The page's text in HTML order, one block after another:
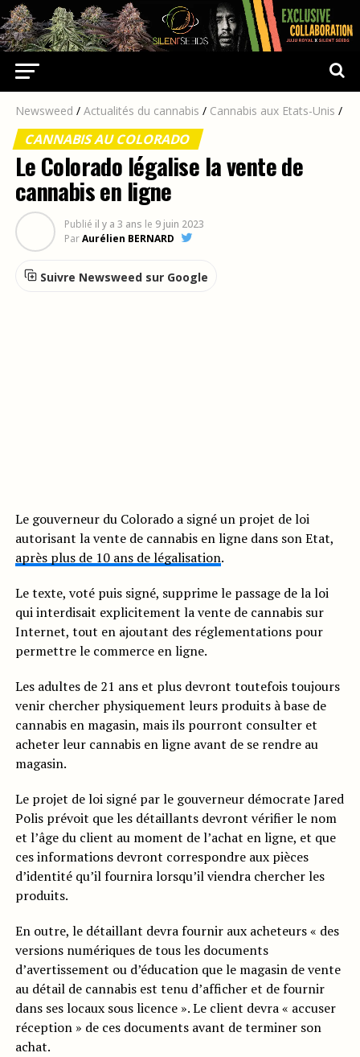
Newsweed / Actualités du cannabis / Cannabis aux Etats-Unis /
CANNABIS AU COLORADO
Le Colorado légalise la vente de
cannabis en ligne
Publié il y a 3 ans le 9 juin 2023
ParAurélien BERNARD
Suivre Newsweed sur Google
Le gouverneur du Colorado a signé un projet de loi
autorisant la vente de cannabis en ligne dans son Etat,
après plus de 10 ans de légalisation.
Le texte, voté puis signé, supprime le passage de la loi
qui interdisait explicitement la vente de cannabis sur
Internet, tout en ajoutant des réglementations pour
permettre le commerce en ligne.
Les adultes de 21 ans et plus devront toutefois toujours
venir chercher physiquement leurs produits à base de
cannabis en magasin, mais ils pourront consulter et
acheter leur cannabis en ligne avant de se rendre au
magasin.
Le projet de loi signé par le gouverneur démocrate Jared
Polis prévoit que les détaillants devront vérifier le nom
et l’âge du client au moment de l’achat en ligne, et que
ces informations devront correspondre aux pièces
d’identité qu’il fournira lorsqu’il viendra chercher les
produits.
En outre, le détaillant devra fournir aux acheteurs « des
versions numériques de tous les documents
d’avertissement ou d’éducation que le magasin de vente
au détail de cannabis est tenu d’afficher et de fournir
dans ses locaux sous licence ». Le client devra « accuser
réception » de ces documents avant de terminer son
achat.